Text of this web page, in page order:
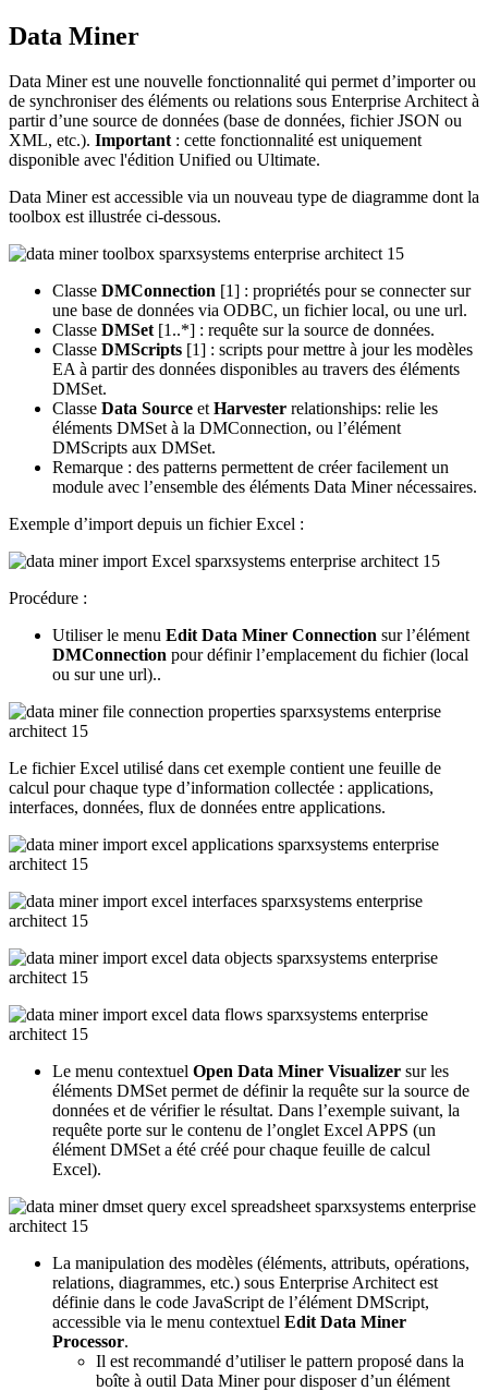
Data Miner
Data Miner est une nouvelle fonctionnalité qui permet d’importer ou
de synchroniser des éléments ou relations sous Enterprise Architect à
partir d’une source de données (base de données, fichier JSON ou
XML, etc.). Important: cette fonctionnalité est uniquement
disponible avec l'édition Unified ou Ultimate.
Data Miner est accessible via un nouveau type de diagramme dont la
toolbox est illustrée ci-dessous.
Classe DMConnection [1] : propriétés pour se connecter sur
une base de données via ODBC, un fichier local, ou une url.
Classe DMSet[1..*] : requête sur la source de données.
Classe DMScripts [1] : scripts pour mettre à jour les modèles
EA à partir des données disponibles au travers des éléments
DMSet.
Classe Data Source etHarvester relationships: relie les
éléments DMSet à la DMConnection, ou l’élément
DMScripts aux DMSet.
Remarque : des patterns permettent de créer facilement un
module avec l’ensemble des éléments Data Miner nécessaires.
Exemple d’import depuis un fichier Excel :
Procédure :
Utiliser le menu Edit Data Miner Connection sur l’élément
DMConnection pour définir l’emplacement du fichier (local
ou sur une url)..
Le fichier Excel utilisé dans cet exemple contient une feuille de
calcul pour chaque type d’information collectée : applications,
interfaces, données, flux de données entre applications.
Le menu contextuel Open Data Miner Visualizer sur les
éléments DMSet permet de définir la requête sur la source de
données et de vérifier le résultat. Dans l’exemple suivant, la
requête porte sur le contenu de l’onglet Excel APPS (un
élément DMSet a été créé pour chaque feuille de calcul
Excel).
La manipulation des modèles (éléments, attributs, opérations,
relations, diagrammes, etc.) sous Enterprise Architect est
définie dans le code JavaScript de l’élément DMScript,
accessible via le menu contextuel Edit Data Miner
Processor.
Il est recommandé d’utiliser le pattern proposé dans la
boîte à outil Data Miner pour disposer d’un élément